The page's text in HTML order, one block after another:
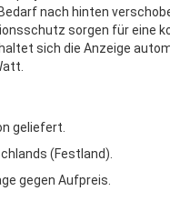
nach hinten
sorgen für eine
sich die Anzeige
geliefert.
(Festland).
gegen Aufpreis.